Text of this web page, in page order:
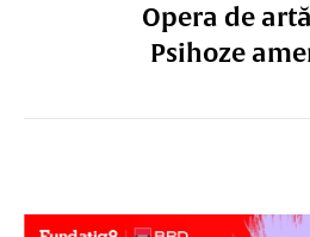
Opera de
Psihoze